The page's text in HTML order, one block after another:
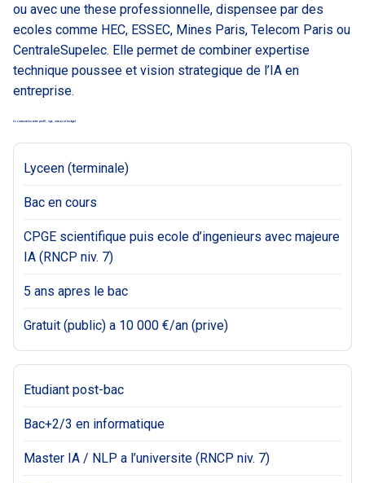
ou avec une these professionnelle, dispensee par des
ecoles comme HEC, ESSEC, Mines Paris, Telecom Paris ou
CentraleSupelec. Elle permet de combiner expertise
technique poussee et vision strategique de l’IA en
entreprise.
Le cursus selon votre profil : age, niveau et budget
Lyceen (terminale)
Bac en cours
CPGE scientifique puis ecole d’ingenieurs avec majeure
IA (RNCP niv. 7)
5 ans apres le bac
Gratuit (public) a 10 000 €/an (prive)
Etudiant post-bac
Bac+2/3 en informatique
Master IA / NLP a l’universite (RNCP niv. 7)